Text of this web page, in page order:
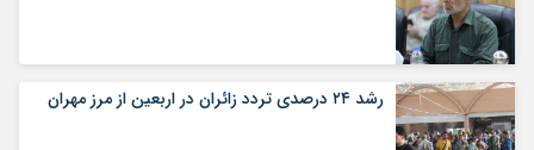
رشد ۲۴ درصدی تردد زائران در اربعین از مرز مهران